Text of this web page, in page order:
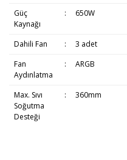
Güç
Kaynağı
: 650W
Dahili Fan :
3 adet
Fan
Aydınlatma
: ARGB
Max. Sıvı
Soğutma
Desteği
: 360mm